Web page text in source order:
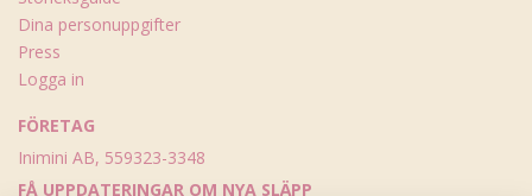
Dina personuppgifter
Press
Logga in
FÖRETAG
Inimini AB, 559323-3348
FÅ UPPDATERINGAR OM NYA SLÄPP